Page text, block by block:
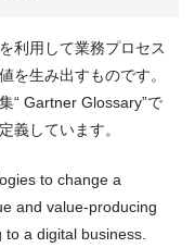
利用して業務プロセス
を生み出すものです。
“ Gartner Glossary”で
義しています。
to change a
and value-producing
a digital business.